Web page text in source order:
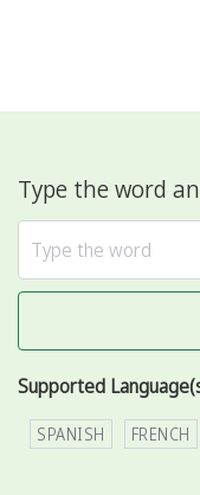
Type the word
Supported
SPANISH FRENCH